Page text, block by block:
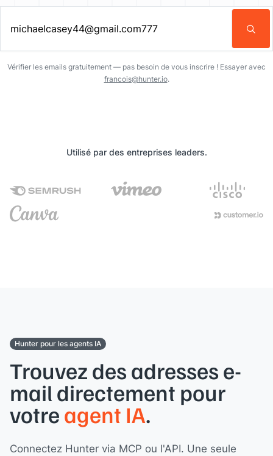
Entrez une adresse email…
Vérifier les emails gratuitement — pas besoin de vous inscrire ! Essayer avec
francois@hunter.io.
Utilisé par des entreprises leaders.
Hunter pour les agents IA
Trouvez des adresses e-
mail directement pour
votre agent IA.
Connectez Hunter via MCP ou l'API. Une seule